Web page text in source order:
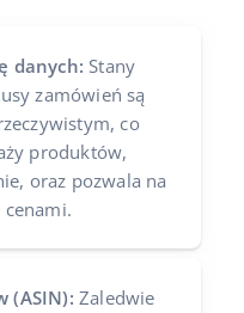
danych: Stany
zamówień są
co
produktów,
oraz pozwala na
cenami.
(ASIN): Zaledwie